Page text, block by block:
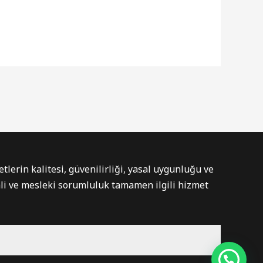
kalitesi, güvenilirliği, yasal uygunluğu ve
ve mesleki sorumluluk tamamen ilgili hizmet